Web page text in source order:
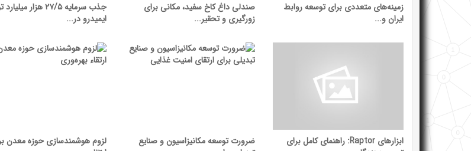
زمینه‌های متعددی برای توسعه روابط
ایران و...
صندلی داغ کاخ سفید، مکانی برای
زورگیری و تحقیر...
جذب سرمایه ۲۷/۵ هزار
ایمیدرو در...
ابزارهای Raptor: راهنمای کامل برای
ضرورت توسعه مکانیزاسیون و صنایع
لزوم هوشمندسازی حوزه معدن